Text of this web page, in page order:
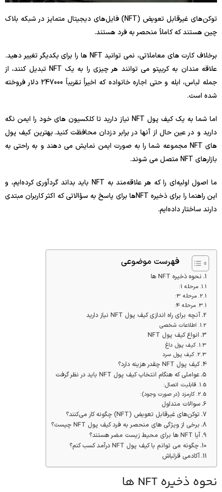
توکن‌های غیرقابل تعویض (NFT) فایل‌های دیجیتال متمایز در شبکه بلاک
چین هستند که کاملاً منحصر به فرد هستند.
برخلاف کارت های معاملاتی، نمی توانید NFT ها را برای یکدیگر تغییر دهید.
علاقه مندان به کریپتو می توانند هر چیزی را به یک NFT تبدیل کنند، از
جمله لباس، ابله و حتی اجاره خانواده که اخیراً تقریباً 247000 دلار فروخته
شده است.
اما شما به یک کیف پول NFT نیاز دارید تا کلکسیون های خود را ایمن نگه
دارید و در عین حال از آنها در برابر دزدان محافظت کنید. بهترین کیف پول
های NFT مجموعه شما را به صورت ایمن نمایش می دهند و به راحتی به
بازارهای NFT متصل می شوند.
ما اصول اولیه‌ای را که هر علاقه‌مند به NFT باید بداند گردآوری کرده‌ایم، و
این راهنما را برای ذخیره NFTها برای پاسخ به سؤالاتی که اکثر کاربران مبتدی
دارند ساختار داده‌ایم.
فهرست موضوعی
نحوه ذخیره NFT ها
مرحله 1:
مرحله 3:
مرحله 4:
آنچه برای راه اندازی کیف پول NFT نیاز دارید
اطلاعات شخصی
انواع کیف پول NFT
کیف پول داغ
کیف پول سرد
کیف پول NFT چقدر هزینه دارد؟
عواملی که هنگام انتخاب کیف پول NFT باید در نظر گرفت
قابلیت اتصال:
کارمزد (در صورت وجود):
سوالات متداول
توکن‌های غیرقابل تعویض (NFT) چگونه کار می‌کنند؟
برخی از ویژگی های منحصر به فرد کیف پول NFT چیست؟
آیا NFT ها برای محیط زیست مضر هستند؟
چگونه می توانم با کیف پول NFT درآمد کسب کنم؟
آکادمی قزلباش
نحوه ذخیره NFT ها